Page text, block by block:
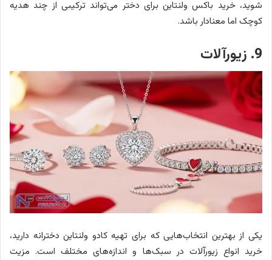
شوید، خرید باکس ولنتاین برای دختر می‌تواند ترکیبی از چند هدیه
کوچک اما معنادار باشد.
9. زیورآلات
یکی از بهترین انتخاب‌هایی که برای تهیه کادو ولنتاین دخترانه دارید،
خرید انواع زیورآلات در سبک‌ها و اندازه‌های مختلف است. مزیت